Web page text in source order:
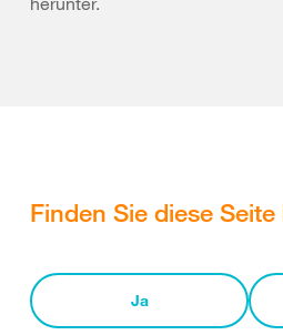
Finden Sie diese
Ja